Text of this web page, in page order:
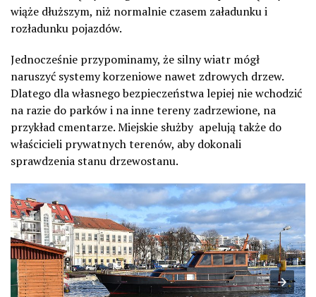
wiąże dłuższym, niż normalnie czasem załadunku i
rozładunku pojazdów.
Jednocześnie przypominamy, że silny wiatr mógł
naruszyć systemy korzeniowe nawet zdrowych drzew.
Dlatego dla własnego bezpieczeństwa lepiej nie wchodzić
na razie do parków i na inne tereny zadrzewione, na
przykład cmentarze. Miejskie służby apelują także do
właścicieli prywatnych terenów, aby dokonali
sprawdzenia stanu drzewostanu.